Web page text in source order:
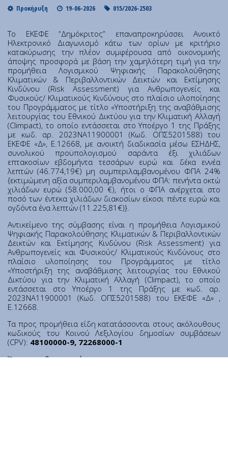
Technology (IQCQT)
National Research Infrastructures
Home
About Us
Education
Congress Center
Innovation Office
Lefkippos Tech Park
Department of e-Governance
Work with us
Procurement
Gender Equality Plan
News
Contact
Diavgeia
Personal Data|Terms of Use
Προκήρυξη 19-06-2026 015/2026-2503
Το ΕΚΕΦΕ “Δημόκριτος” επαναπροκηρύσσει Ανοικτό
Ηλεκτρονικό Διαγωνισμό κάτω των ορίων με κριτήριο
κατακύρωσης την πλέον συμφέρουσα από οικονομικής
άποψης προσφορά με βάση την χαμηλότερη τιμή για την
προμήθεια Λογισμικού Ψηφιακής Παρακολούθησης
Κλιματικών & Περιβαλλοντικών Δεικτών και Εκτίμησης
Κινδύνου (Risk Assessment) για Ανθρωπογενείς και
Φυσικούς/ Κλιματικούς Κινδύνους στο πλαίσιο υλοποίησης
του Προγράμματος με τίτλο «Υποστήριξη της αναβάθμισης
λειτουργίας του Εθνικού Δικτύου για την Κλιματική Αλλαγή
(Climpact), το οποίο εντάσσεται στο Υποέργο 1 της Πράξης
με κωδ. αρ. 2023ΝΑ11900001 (Κωδ. ΟΠΣ5201588) του
ΕΚΕΦΕ «Δ», Ε.12668, με ανοικτή διαδικασία μέσω ΕΣΗΔΗΣ,
συνολικού προϋπολογισμού σαράντα έξι χιλιάδων
επτακοσίων εβδομήντα τεσσάρων ευρώ και δέκα εννέα
λεπτών (46.774,19€) μη συμπεριλαμβανομένου ΦΠΑ 24%
{εκτιμώμενη αξία συμπεριλαμβανομένου ΦΠΑ: πενήντα οκτώ
χιλιάδων ευρώ (58.000,00 €), ήτοι ο ΦΠΑ ανέρχεται στο
ποσό των έντεκα χιλιάδων διακοσίων είκοσι πέντε ευρώ και
ογδόντα ένα λεπτών (11.225,81€)}.
Αντικείμενο της σύμβασης είναι η προμήθεια Λογισμικού
Ψηφιακής Παρακολούθησης Κλιματικών & Περιβαλλοντικών
Δεικτών και Εκτίμησης Κινδύνου (Risk Assessment) για
Ανθρωπογενείς και Φυσικούς/ Κλιματικούς Κινδύνους στο
πλαίσιο υλοποίησης του Προγράμματος με τίτλο
«Υποστήριξη της αναβάθμισης λειτουργίας του Εθνικού
Δικτύου για την Κλιματική Αλλαγή (Climpact), το οποίο
εντάσσεται στο Υποέργο 1 της Πράξης με κωδ. αρ.
2023ΝΑ11900001 (Κωδ. ΟΠΣ5201588) του ΕΚΕΦΕ «Δ» ,
Ε.12668.
Τα προς προμήθεια είδη κατατάσσονται στους ακόλουθους
κωδικούς του Κοινού Λεξιλογίου δημοσίων συμβάσεων
(CPV): 48100000-9, 72268000-1
Έγγραφο διευκρινίσεων